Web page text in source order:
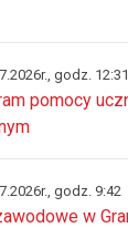
godz. 12:31
pomocy
godz. 9:42
w